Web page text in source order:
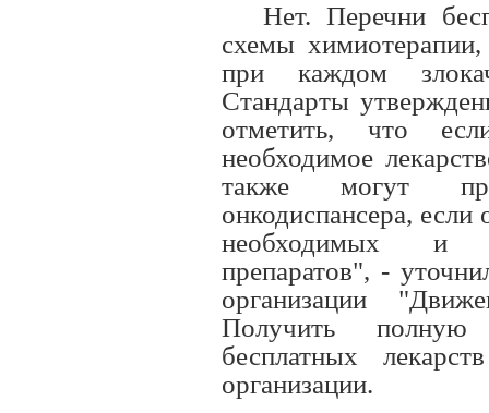
Нет. Перечни
схемы
при каждом
Стандарты
отметить, что
необходимое
также могут
онкодиспансера,
необходимых и
препаратов", -
организации
Получить
бесплатных
организации.